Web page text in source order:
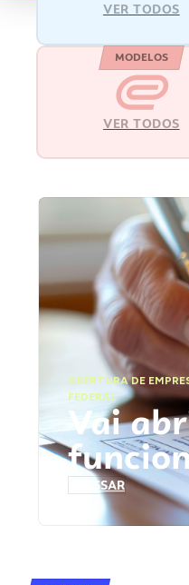
VER TODOS
MODELOS
VER TODOS
ABERTURA DE
FEDERAL
Vai
ACESSAR